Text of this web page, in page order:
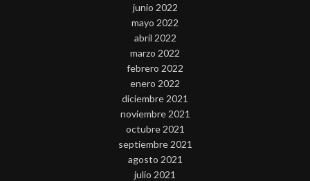
junio 2022
mayo 2022
abril 2022
marzo 2022
febrero 2022
enero 2022
diciembre 2021
noviembre 2021
octubre 2021
septiembre 2021
agosto 2021
julio 2021